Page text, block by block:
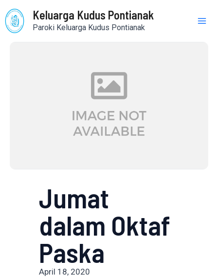
to
content
Keluarga Kudus Pontianak
Paroki Keluarga Kudus Pontianak
Jumat
dalam Oktaf
Paska
April 18, 2020